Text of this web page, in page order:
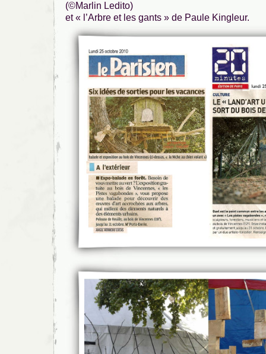
(©Marlin Ledito)
et « l’Arbre et les gants » de Paule Kingleur.